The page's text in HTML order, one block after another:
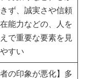
ず、誠実さや信頼
能力などの、人を
で重要な要素を見
すい
者の印象が悪化】多